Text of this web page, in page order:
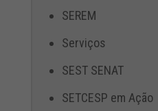
SEREM
Serviços
SEST SENAT
SETCESP em Ação